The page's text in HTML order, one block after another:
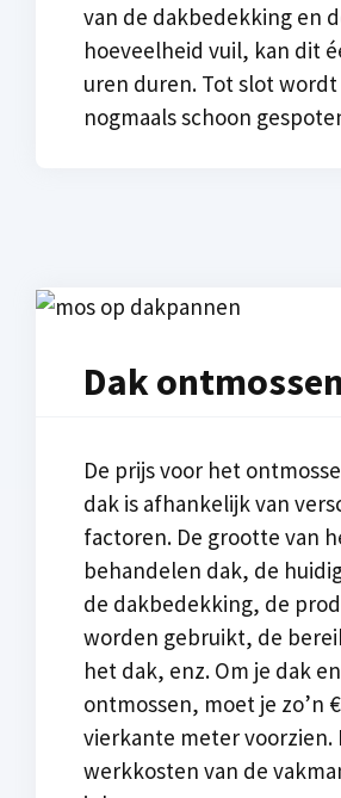
van de dakbedekking en
hoeveelheid vuil, kan dit
uren duren. Tot slot
nogmaals schoon
Dak
De prijs voor het
dak is afhankelijk van
factoren. De grootte van
behandelen dak, de
de dakbedekking, de
worden gebruikt, de
het dak, enz. Om je dak
ontmossen, moet je zo’n
vierkante meter voorzien.
werkkosten van de